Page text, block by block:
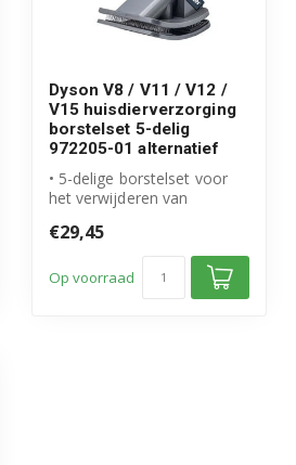
Dyson V8 / V11 / V12 /
V15 huisdierverzorging
borstelset 5-delig
972205-01 alternatief
• 5-delige borstelset voor
het verwijderen van
• Vervang...
€29,45
Op voorraad